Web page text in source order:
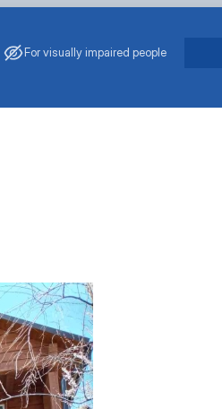
For visually impaired people